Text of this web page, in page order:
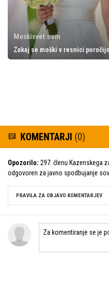
Moskisvet.com
Zakaj se moški v resnici
KOMENTARJI (0)
Opozorilo: 297. členu Kazenskega
odgovoren za javno spodbujanje
PRAVILA ZA OBJAVO KOMENTARJEV